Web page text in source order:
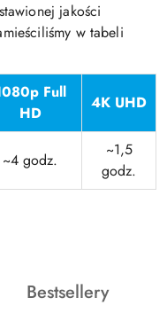
jakości
w tabeli
Full
HD
4K UHD
~4 godz.
~1,5
godz.
Produkty
Bestsellery